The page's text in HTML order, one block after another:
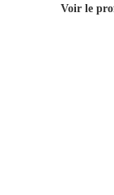
Voir le